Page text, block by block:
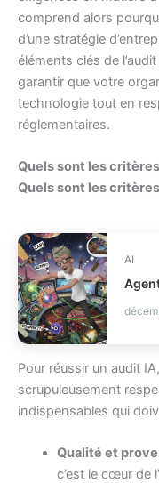
comprend alors
d’une stratégie
éléments clés de
garantir que votre
technologie tout en
réglementaires.
Quels sont les
Quels sont les
AI
Pour réussir un audit
scrupuleusement
indispensables qui
Qualité et
c’est le cœur de